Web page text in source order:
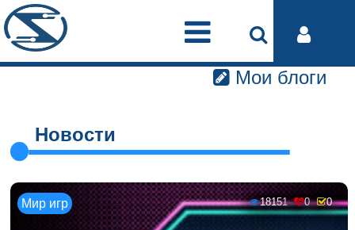
Мои блоги
Новости
Мир игр 18151 0 0